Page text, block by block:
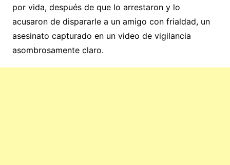
por vida, después de que lo arrestaron y lo
acusaron de dispararle a un amigo con frialdad, un
asesinato capturado en un video de vigilancia
asombrosamente claro.